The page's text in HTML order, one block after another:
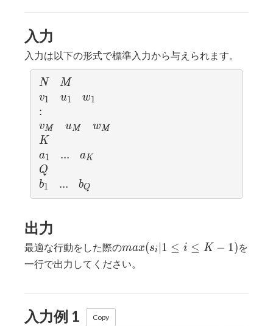
K)
\leq
i
\leq
Q)
\leq
Q)
入力
入力は以下の形式で標準入力から与えられます。
N
N M
M
v_{1}
v1 u_{1}
u1 w_{1}
w1
::
v_{M}
vM u_{M}
uM w_{M}
wM
K
K
a_{1}
a1 ...
... a_{K}
aK
Q
Q
b_{1}
b1 ...
... b_{Q}
bQ
出力
最適な行動をした際のmax({s_i
| 1 ≤ i ≤
K-1})
max(si ∣1 ≤ i ≤ K − 1)を
一行で出力してください。
入力例 1 Copy